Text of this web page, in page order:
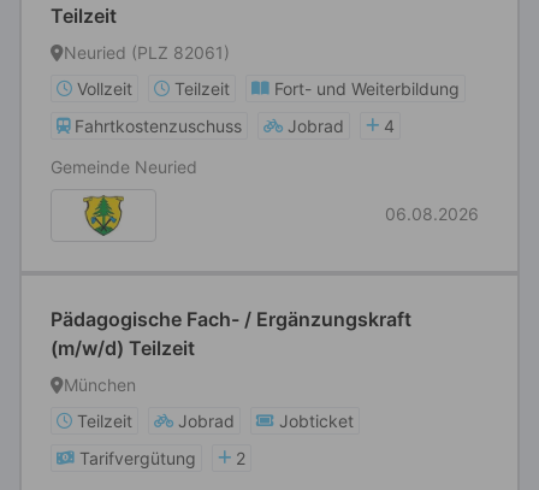
Teilzeit
Neuried (PLZ 82061)
Vollzeit
Teilzeit
Fort- und Weiterbildung
Fahrtkostenzuschuss
Jobrad
4
Gemeinde Neuried
06.08.2026
Pädagogische Fach- / Ergänzungskraft
(m/w/d) Teilzeit
München
Teilzeit
Jobrad
Jobticket
Tarifvergütung
2